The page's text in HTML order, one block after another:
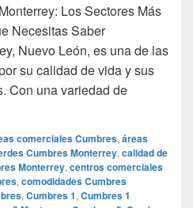
Los Sectores Más
Necesitas Saber
Nuevo León, es una de las
su calidad de vida y sus
Con una variedad de
Cumbres en Monterrey: Los
comerciales Cumbres, áreas
Cumbres Monterrey, calidad de
Monterrey, centros comerciales
, comodidades Cumbres
, Cumbres 1, Cumbres 1